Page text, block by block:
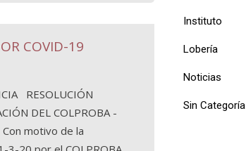
COVID-19
RESOLUCIÓN
DEL COLPROBA -
motivo de la
Instituto
Lobería
Noticias
Sin Categoría